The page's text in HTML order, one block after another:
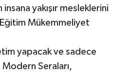
yakışır mesleklerini
Mükemmeliyet
yapacak ve sadece
Modern Seraları,